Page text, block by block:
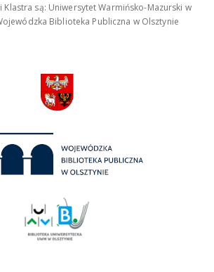
Klastra są: Uniwersytet Warmińsko-Mazurski w
Biblioteka Publiczna w Olsztynie